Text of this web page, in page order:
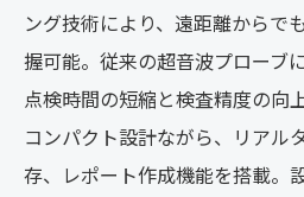
ング技術により、遠距離からで
握可能。従来の超音波プローブ
点検時間の短縮と検査精度の向
コンパクト設計ながら、リアル
存、レポート作成機能を搭載。